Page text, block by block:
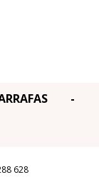
GARRAFAS -
628